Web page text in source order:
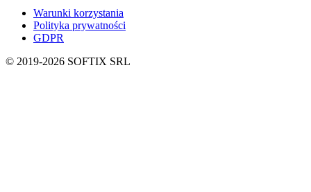
Warunki korzystania
Polityka prywatności
GDPR
© 2019-2026 SOFTIX SRL